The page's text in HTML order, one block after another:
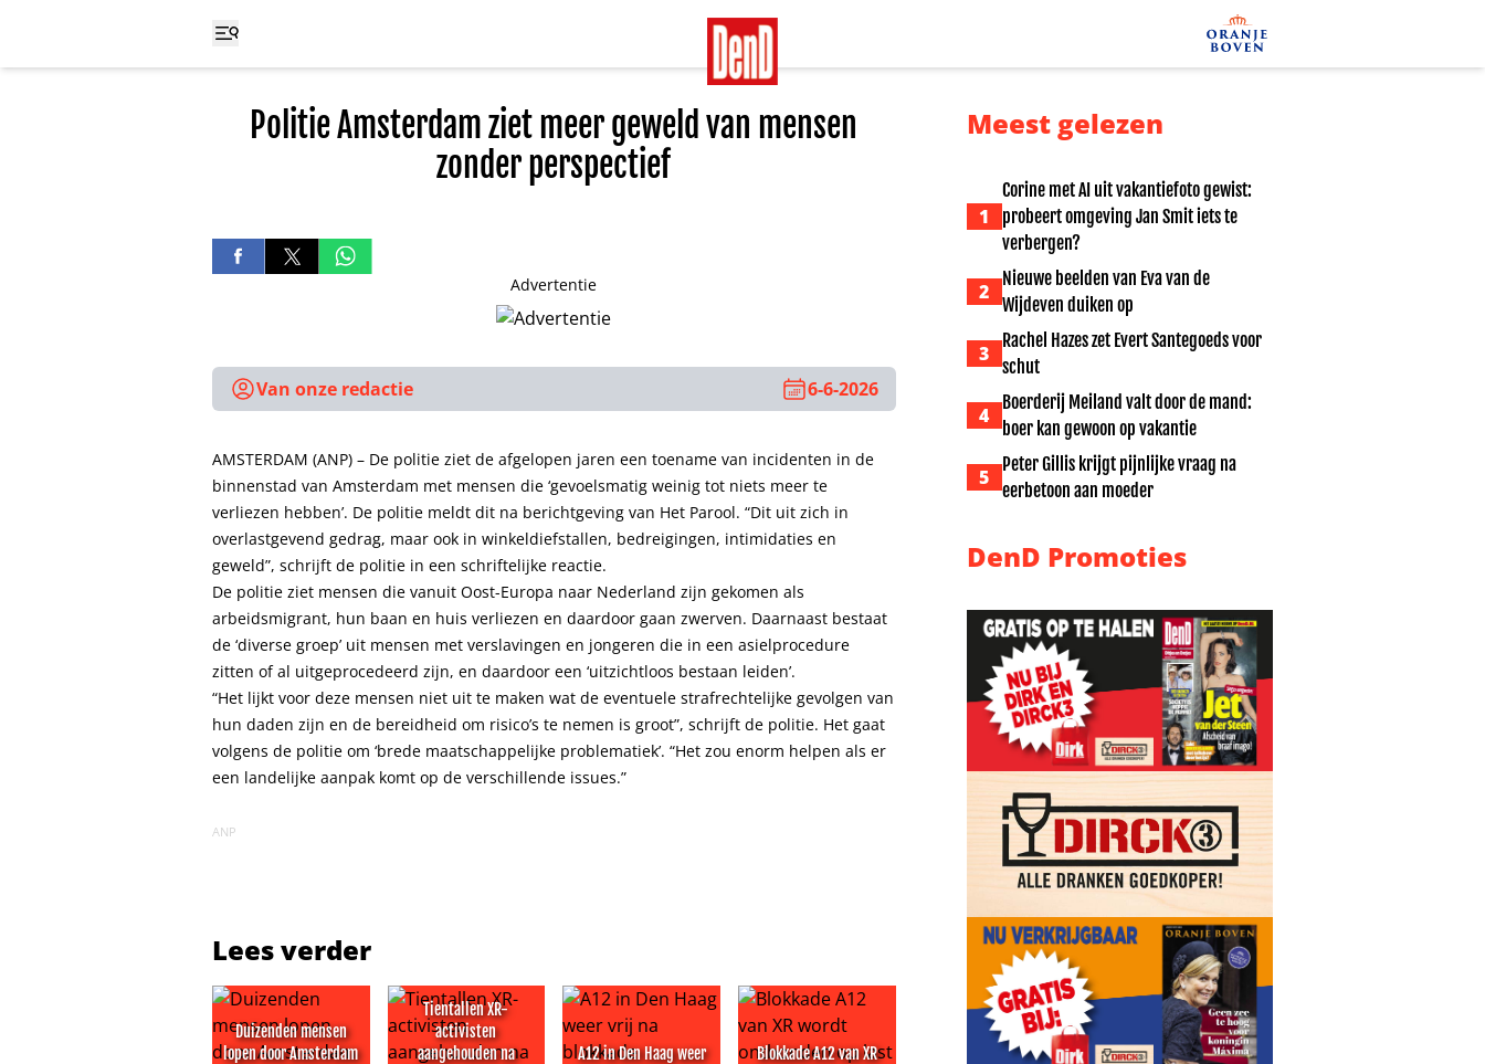
Politie Amsterdam ziet meer geweld van mensen
zonder perspectief
Advertentie
Van onze redactie 6-6-2026
AMSTERDAM (ANP) – De politie ziet de afgelopen jaren een toename van incidenten in de
binnenstad van Amsterdam met mensen die ‘gevoelsmatig weinig tot niets meer te
verliezen hebben’. De politie meldt dit na berichtgeving van Het Parool. “Dit uit zich in
overlastgevend gedrag, maar ook in winkeldiefstallen, bedreigingen, intimidaties en
geweld”, schrijft de politie in een schriftelijke reactie.
De politie ziet mensen die vanuit Oost-Europa naar Nederland zijn gekomen als
arbeidsmigrant, hun baan en huis verliezen en daardoor gaan zwerven. Daarnaast bestaat
de ‘diverse groep’ uit mensen met verslavingen en jongeren die in een asielprocedure
zitten of al uitgeprocedeerd zijn, en daardoor een ‘uitzichtloos bestaan leiden’.
“Het lijkt voor deze mensen niet uit te maken wat de eventuele strafrechtelijke gevolgen van
hun daden zijn en de bereidheid om risico’s te nemen is groot”, schrijft de politie. Het gaat
volgens de politie om ‘brede maatschappelijke problematiek’. “Het zou enorm helpen als er
een landelijke aanpak komt op de verschillende issues.”
ANP
Lees verder
Duizenden mensen
lopen door Amsterdam
Tientallen XR-
activisten
aangehouden na
A12 in Den Haag weer
Blokkade A12 van XR
Meest gelezen
1
Corine met AI uit vakantiefoto gewist:
probeert omgeving Jan Smit iets te
verbergen?
2
Nieuwe beelden van Eva van de
Wijdeven duiken op
3
Rachel Hazes zet Evert Santegoeds voor
schut
4
Boerderij Meiland valt door de mand:
boer kan gewoon op vakantie
5
Peter Gillis krijgt pijnlijke vraag na
eerbetoon aan moeder
DenD Promoties